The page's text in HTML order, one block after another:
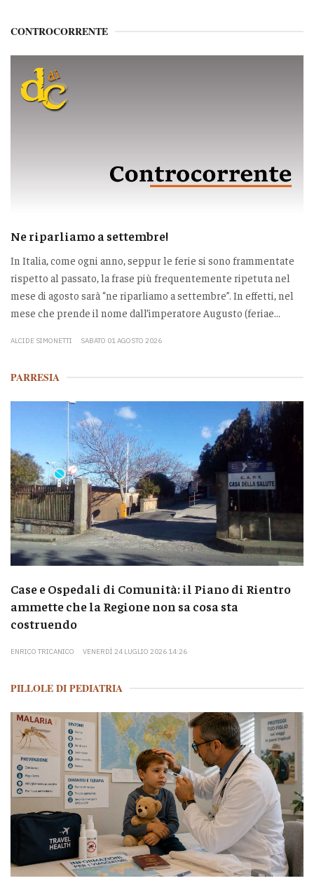
CONTROCORRENTE
Ne riparliamo a settembre!
In Italia, come ogni anno, seppur le ferie si sono frammentate
rispetto al passato, la frase più frequentemente ripetuta nel
mese di agosto sarà “ne riparliamo a settembre”. In effetti, nel
mese che prende il nome dall’imperatore Augusto (feriae...
ALCIDE SIMONETTI SABATO 01 AGOSTO 2026
PARRESIA
Case e Ospedali di Comunità: il Piano di Rientro
ammette che la Regione non sa cosa sta
costruendo
ENRICO TRICANICO VENERDÌ 24 LUGLIO 2026 14:26
PILLOLE DI PEDIATRIA